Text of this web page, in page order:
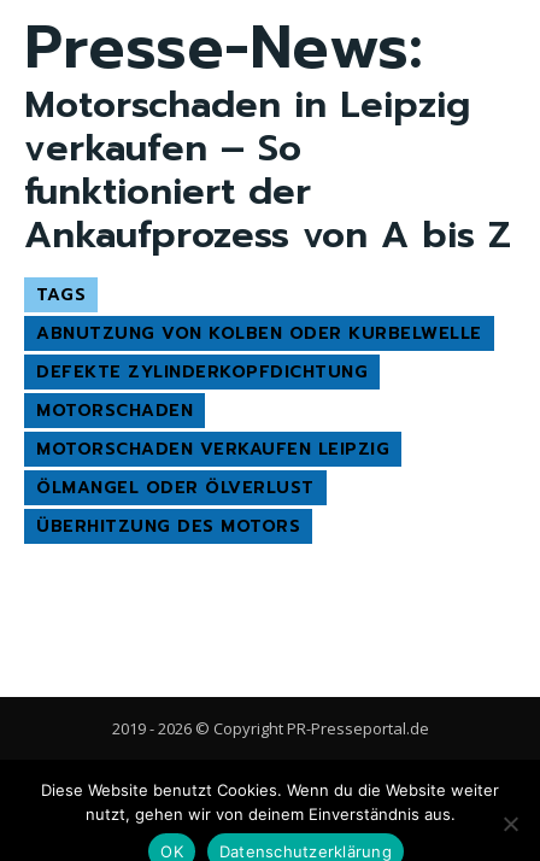
Presse-News:
Motorschaden in Leipzig
verkaufen – So
funktioniert der
Ankaufprozess von A bis Z
TAGS
ABNUTZUNG VON KOLBEN ODER KURBELWELLE
DEFEKTE ZYLINDERKOPFDICHTUNG
MOTORSCHADEN
MOTORSCHADEN VERKAUFEN LEIPZIG
ÖLMANGEL ODER ÖLVERLUST
ÜBERHITZUNG DES MOTORS
2019 - 2026 © Copyright PR-Presseportal.de
Gastbeitrag veröffentlichen Cookie-Richtlinie (EU)
Diese Website benutzt Cookies. Wenn du die Website weiter
nutzt, gehen wir von deinem Einverständnis aus.
OK
Datenschutzerklärung